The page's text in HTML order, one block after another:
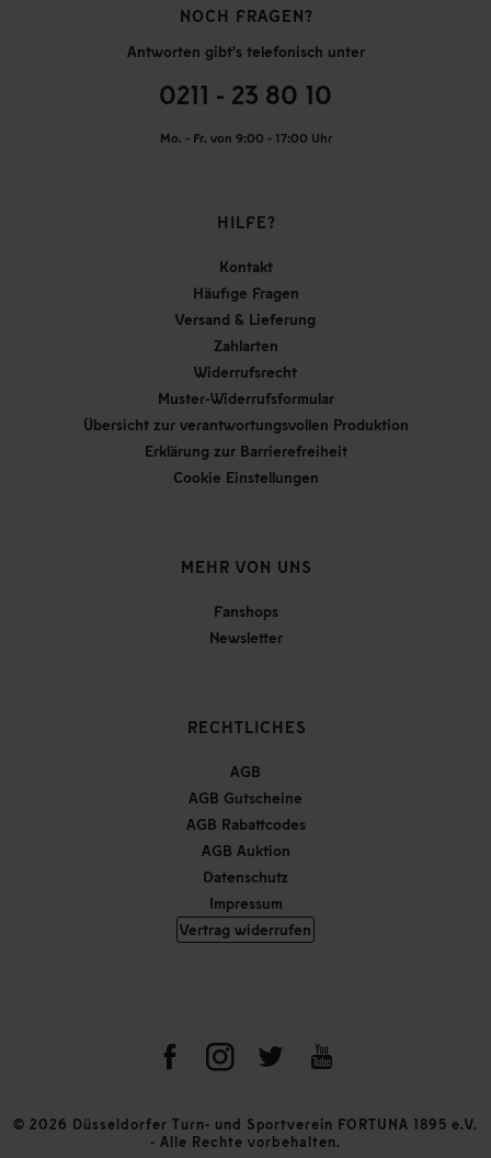
NOCH FRAGEN?
Antworten gibt's telefonisch unter
0211 - 23 80 10
Mo. - Fr. von 9:00 - 17:00 Uhr
HILFE?
Kontakt
Häufige Fragen
Versand & Lieferung
Zahlarten
Widerrufsrecht
Muster-Widerrufsformular
Übersicht zur verantwortungsvollen Produktion
Erklärung zur Barrierefreiheit
Cookie Einstellungen
MEHR VON UNS
Fanshops
Newsletter
RECHTLICHES
AGB
AGB Gutscheine
AGB Rabattcodes
AGB Auktion
Datenschutz
Impressum
Vertrag widerrufen
© 2026 Düsseldorfer Turn- und Sportverein FORTUNA 1895 e.V.
- Alle Rechte vorbehalten.